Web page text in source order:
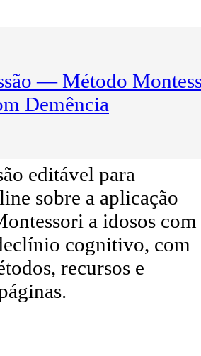
— Método
Demência
editável para
sobre a aplicação
a idosos com
cognitivo, com
recursos e